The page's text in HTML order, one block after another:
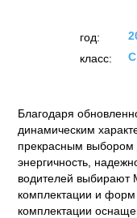
год:
класс:
Благодаря
динамическим
прекрасным выбором
энергичность,
водителей выбирают
комплектации и форм
комплектации